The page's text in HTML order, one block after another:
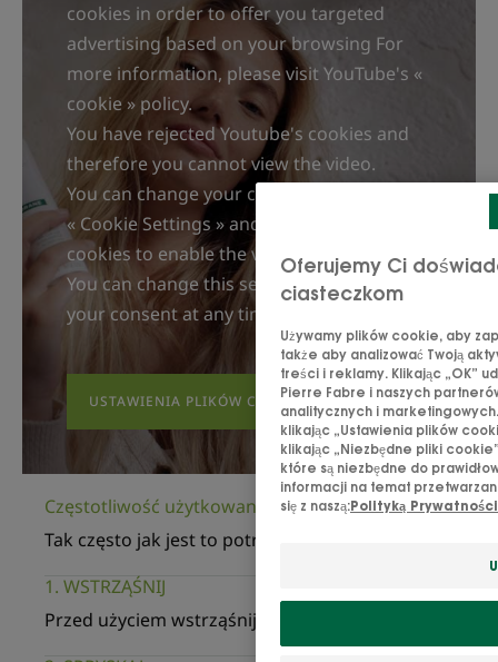
Nadaje się do recyklingu.
Pojemnik z aluminium nadający się do recyklingu i
plastikowa nakrętka.
cookies in order to offer you targeted
advertising based on your browsing For
more information, please visit YouTube's «
cookie » policy.
You have rejected Youtube's cookies and
therefore you cannot view the video.
You can change your choices by clicking on
« Cookie Settings » and accept Youtube's
cookies to enable the video.
You can change this setting and withdraw
your consent at any time.
USTAWIENIA PLIKÓW COOKIE
Częstotliwość użytkowania
Tak często jak jest to potrzebne
1. WSTRZĄŚNIJ
Przed użyciem wstrząśnij.
Oferujemy Ci
ciasteczkom
Używamy plików cookie, aby
także aby analizować Twoją
treści i reklamy. Klikając „OK”
Pierre Fabre i naszych
analitycznych i
klikając „Ustawienia plików
klikając „Niezbędne pliki
które są niezbędne do
informacji na temat
się z naszą:Polityką Prywatności